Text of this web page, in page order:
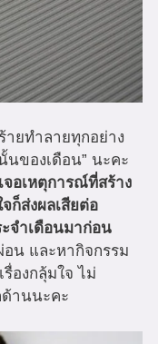
ายทำลายทุกอย่าง
นของเดือน” นะคะ
จอเหตุการณ์ที่สร้าง
ก็ส่งผลเสียต่อ
จำเดือนมาก่อน
อน และหากิจกรรม
องกลุ้มใจ ไม่
านนะคะ